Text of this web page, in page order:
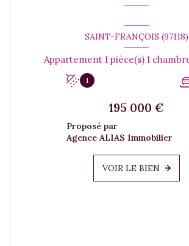
SAINT-FRANÇOIS (97118)
1
195 000 €
Proposé par
Agence ALIAS Immobilier
VOIR LE BIEN